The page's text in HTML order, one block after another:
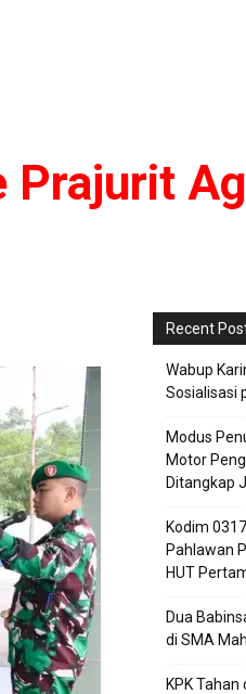
Prajurit
Recent
Wabup
Sosialisasi
Modus
Motor
Ditangkap
Kodim
Pahlawan
HUT
Dua
di SMA
KPK